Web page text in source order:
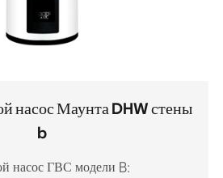
насос Маунта DHW стены
b
насос ГВС модели B: